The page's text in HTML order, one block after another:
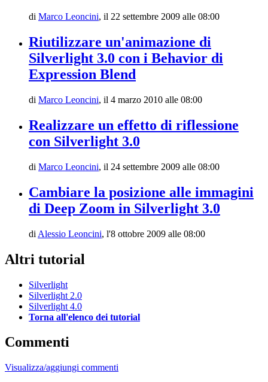
di Marco Leoncini, il 22 settembre 2009 alle 08:00
Riutilizzare un'animazione di
Silverlight 3.0 con i Behavior di
Expression Blend
di Marco Leoncini, il 4 marzo 2010 alle 08:00
Realizzare un effetto di riflessione
con Silverlight 3.0
di Marco Leoncini, il 24 settembre 2009 alle 08:00
Cambiare la posizione alle immagini
di Deep Zoom in Silverlight 3.0
di Alessio Leoncini, l'8 ottobre 2009 alle 08:00
Altri tutorial
Silverlight
Silverlight 2.0
Silverlight 4.0
Torna all'elenco dei tutorial
Commenti
Visualizza/aggiungi commenti